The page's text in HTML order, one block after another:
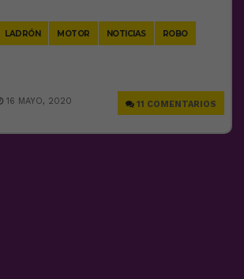
LADRÓN MOTOR NOTICIAS ROBO
11 COMENTARIOS
16 MAYO, 2020